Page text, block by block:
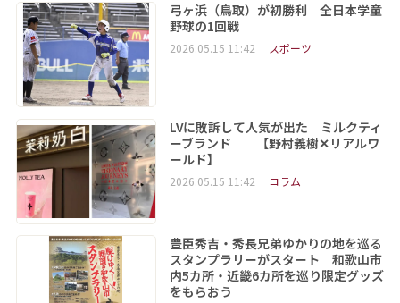
弓ヶ浜（鳥取）が初勝利 全日本学童
野球の1回戦
2026.05.15 11:42 スポーツ
LVに敗訴して人気が出た ミルクティ
ーブランド 【野村義樹✕リアルワ
ールド】
2026.05.15 11:42 コラム
豊臣秀吉・秀長兄弟ゆかりの地を巡る
スタンプラリーがスタート 和歌山市
内5カ所・近畿6カ所を巡り限定グッズ
をもらおう